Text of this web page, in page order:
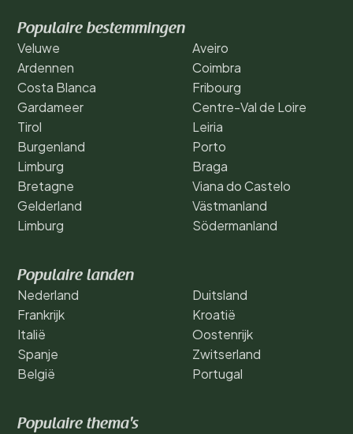
Populaire bestemmingen
Veluwe
Ardennen
Costa Blanca
Gardameer
Tirol
Burgenland
Limburg
Bretagne
Gelderland
Limburg
Aveiro
Coimbra
Fribourg
Centre-Val de Loire
Leiria
Porto
Braga
Viana do Castelo
Västmanland
Södermanland
Populaire landen
Nederland
Frankrijk
Italië
Spanje
België
Duitsland
Kroatië
Oostenrijk
Zwitserland
Portugal
Populaire thema's